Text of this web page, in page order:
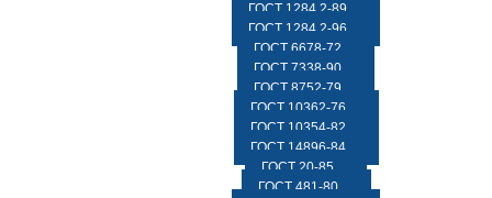
ГОСТ 1284.2-89
ГОСТ 1284.2-96
ГОСТ 6678-72
ГОСТ 7338-90
ГОСТ 8752-79
ГОСТ 10362-76
ГОСТ 10354-82
ГОСТ 14896-84
ГОСТ 20-85
ГОСТ 481-80